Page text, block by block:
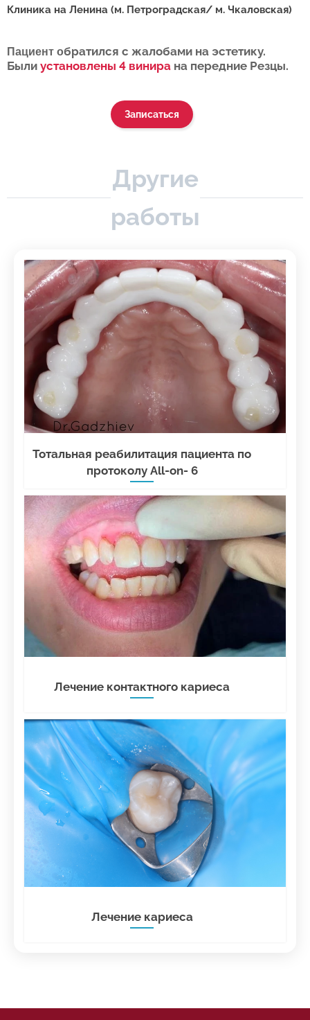
Клиника на Ленина (м. Петроградская/ м. Чкаловская)
Пациент обратился с жалобами на эстетику.
Были установлены 4 винира на передние Резцы.
Записаться
Другие
работы
Тотальная реабилитация пациента по
протоколу All-on- 6
Лечение контактного кариеса
Лечение кариеса